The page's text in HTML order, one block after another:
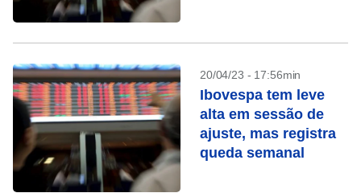
20/04/23 - 17:56min
Ibovespa tem leve
alta em sessão de
ajuste, mas registra
queda semanal